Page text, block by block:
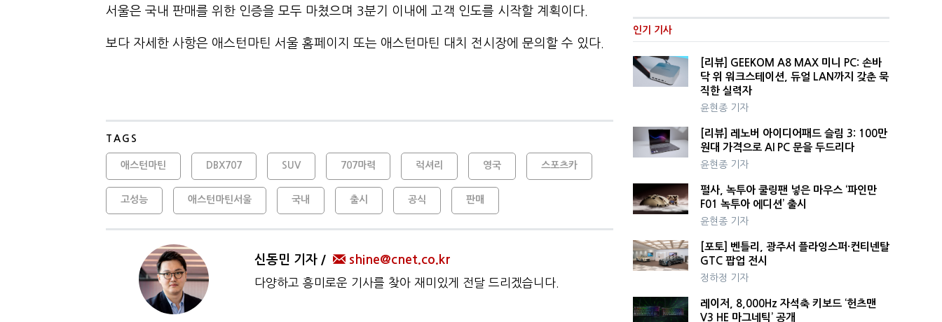
서울은 국내 판매를 위한 인증을 모두 마쳤으며 3분기 이내에 고객 인도를 시작할 계획이다.
보다 자세한 사항은 애스턴마틴 서울 홈페이지 또는 애스턴마틴 대치 전시장에 문의할 수 있다.
TAGS
애스턴마틴 DBX707 SUV 707마력 럭셔리 영국 스포츠카
고성능 애스턴마틴서울 국내 출시 공식 판매
신동민 기자 shine@cnet.co.kr
다양하고 흥미로운 기사를 찾아 재미있게 전달 드리겠습니다.
인기 기사
[리뷰] GEEKOM A8 MAX 미니 PC: 손바
닥 위 워크스테이션, 듀얼 LAN까지 갖춘 묵
직한 실력자
윤현종 기자
[리뷰] 레노버 아이디어패드 슬림 3: 100만
원대 가격으로 AI PC 문을 두드리다
윤현종 기자
펄사, 녹투아 쿨링팬 넣은 마우스 ‘파인만
F01 녹투아 에디션’ 출시
윤현종 기자
[포토] 벤틀리, 광주서 플라잉스퍼·컨티넨탈
GTC 팝업 전시
정하정 기자
레이저, 8,000Hz 자석축 키보드 ‘헌츠맨
V3 HE 마그네틱’ 공개